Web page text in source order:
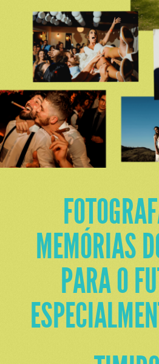
MEMÓRIAS
PARA O